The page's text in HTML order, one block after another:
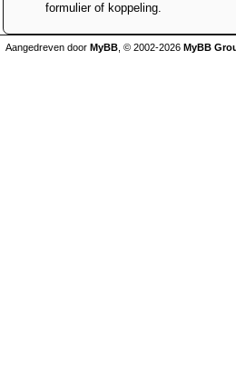
formulier of koppeling.
Aangedreven door MyBB , © 2002-2026 MyBB